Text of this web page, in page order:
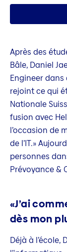
Après des
Bâle, Daniel
Engineer
rejoint ce qui
Nationale
fusion avec
l’occasion de
de l’IT.»
personnes
Prévoyance &
«J’ai
dès mon
Déjà à l’école,